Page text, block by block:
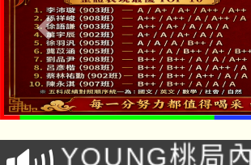
「本色祭」8/
場熱烈登場!
8/21下午1時
徵才活動。
YOUNG桃局